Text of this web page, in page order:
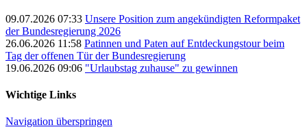
09.07.2026 07:33 Unsere Position zum angekündigten Reformpaket
der Bundesregierung 2026
26.06.2026 11:58 Patinnen und Paten auf Entdeckungstour beim
Tag der offenen Tür der Bundesregierung
19.06.2026 09:06 "Urlaubstag zuhause" zu gewinnen
Wichtige Links
Navigation überspringen